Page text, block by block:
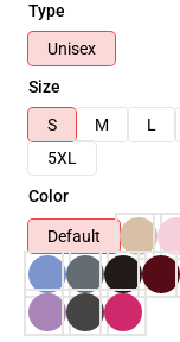
Type
Unisex
Size
S
M L
5XL
Color
Default